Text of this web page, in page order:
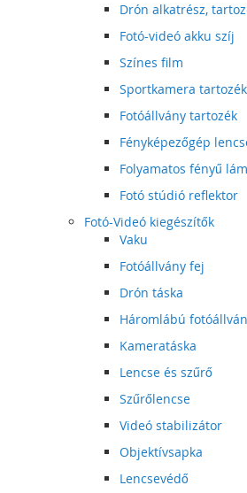
Drón alkatrész,
Fotó-videó akku szíj
Színes film
Sportkamera tartozék
Fotóállvány tartozék
Fényképezőgép
Folyamatos fényű
Fotó stúdió reflektor
Fotó-Videó kiegészítők
Vaku
Fotóállvány fej
Drón táska
Háromlábú
Kameratáska
Lencse és szűrő
Szűrőlencse
Videó stabilizátor
Objektívsapka
Lencsevédő